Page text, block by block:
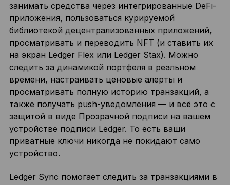
занимать средства через интегрированные DeFi-
приложения, пользоваться курируемой
библиотекой децентрализованных приложений,
просматривать и переводить NFT (и ставить их
на экран Ledger Flex или Ledger Stax). Можно
следить за динамикой портфеля в реальном
времени, настраивать ценовые алерты и
просматривать полную историю транзакций, а
также получать push-уведомления — и всё это с
защитой в виде Прозрачной подписи на вашем
устройстве подписи Ledger. То есть ваши
приватные ключи никогда не покидают само
устройство.
Ledger Sync помогает следить за транзакциями в